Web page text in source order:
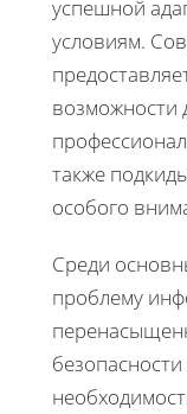
успешной
условиям.
возможности
также
особого
Среди
проблему